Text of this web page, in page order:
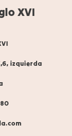
XVI
izquierda